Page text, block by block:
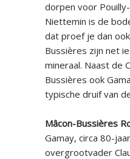
dorpen voor
Niettemin is de
dat proef je dan
Bussières zijn net
mineraal. Naast de
Bussières ook
typische druif van
Mâcon-Bussières
Gamay, circa 80-
overgrootvader